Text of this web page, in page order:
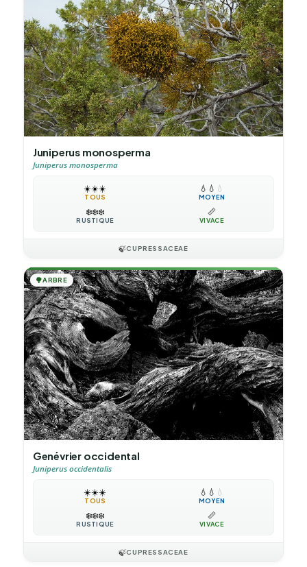
Juniperus monosperma
Juniperus monosperma
☀️☀️☀️
TOUS
💧 💧 💧
MOYEN
❄️❄️❄️
RUSTIQUE
📏
VIVACE
🍃CUPRESSACEAE
🌳ARBRE
Genévrier occidental
Juniperus occidentalis
☀️☀️☀️
TOUS
💧 💧 💧
MOYEN
❄️❄️❄️
RUSTIQUE
📏
VIVACE
🍃CUPRESSACEAE